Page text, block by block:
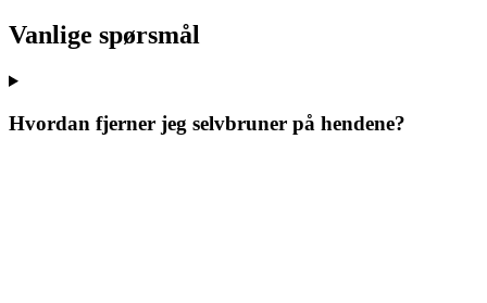
Vanlige spørsmål
Hvordan fjerner jeg selvbruner på hendene?